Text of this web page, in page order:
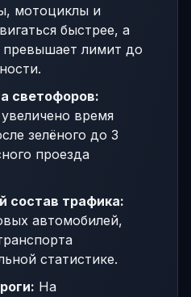
мотоциклы и
быстрее, а
лимит до
светофоров:
время
зелёного до 3
проезда
состав трафика:
автомобилей,
статистике.
На